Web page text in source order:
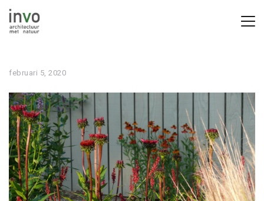
februari 5, 2020